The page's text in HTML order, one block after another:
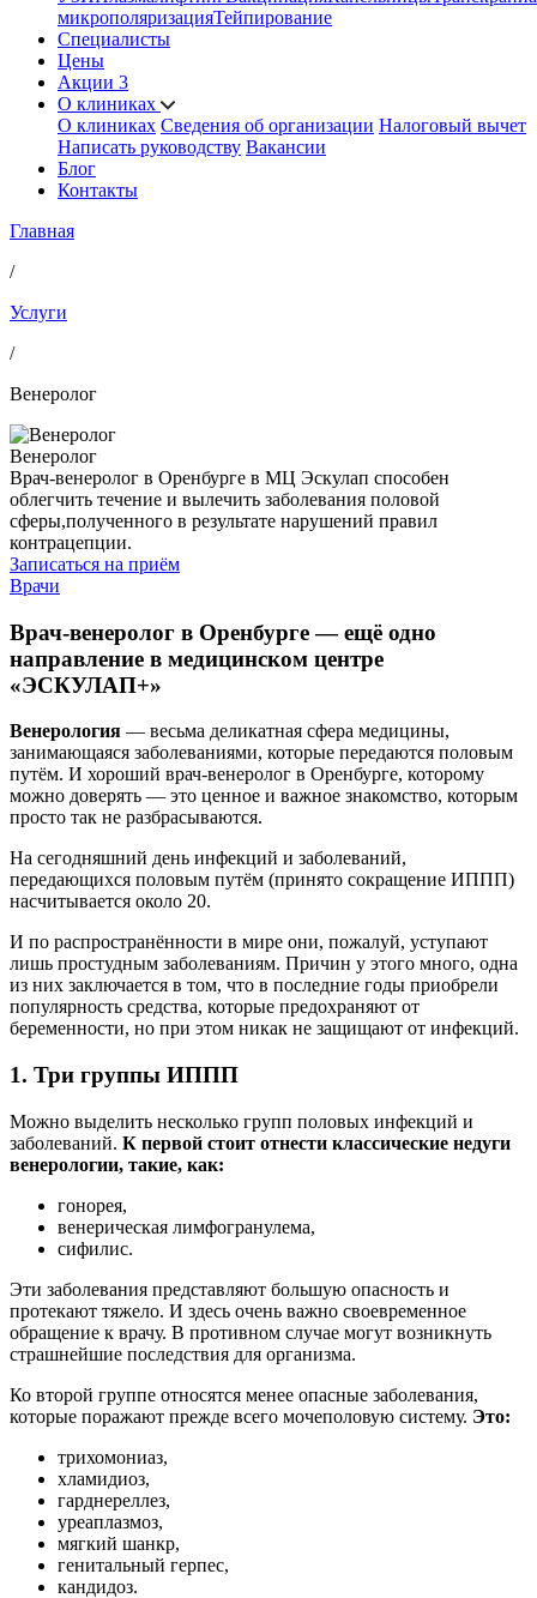
микрополяризацияТейпирование
Специалисты
Цены
Акции 3
О клиниках
О клиниках Сведения об организации Налоговый вычет
Написать руководству Вакансии
Блог
Контакты
Главная
/
Услуги
/
Венеролог
Венеролог
Врач-венеролог в Оренбурге в МЦ Эскулап способен
облегчить течение и вылечить заболевания половой
сферы,полученного в результате нарушений правил
контрацепции.
Записаться на приём
Врачи
Врач-венеролог в Оренбурге — ещё одно
направление в медицинском центре
«ЭСКУЛАП+»
Венерология — весьма деликатная сфера медицины,
занимающаяся заболеваниями, которые передаются половым
путём. И хороший врач-венеролог в Оренбурге, которому
можно доверять — это ценное и важное знакомство, которым
просто так не разбрасываются.
На сегодняшний день инфекций и заболеваний,
передающихся половым путём (принято сокращение ИППП)
насчитывается около 20.
И по распространённости в мире они, пожалуй, уступают
лишь простудным заболеваниям. Причин у этого много, одна
из них заключается в том, что в последние годы приобрели
популярность средства, которые предохраняют от
беременности, но при этом никак не защищают от инфекций.
1. Три группы ИППП
Можно выделить несколько групп половых инфекций и
заболеваний. К первой стоит отнести классические недуги
венерологии, такие, как:
гонорея,
венерическая лимфогранулема,
сифилис.
Эти заболевания представляют большую опасность и
протекают тяжело. И здесь очень важно своевременное
обращение к врачу. В противном случае могут возникнуть
страшнейшие последствия для организма.
Ко второй группе относятся менее опасные заболевания,
которые поражают прежде всего мочеполовую систему. Это:
трихомониаз,
хламидиоз,
гарднереллез,
уреаплазмоз,
мягкий шанкр,
генитальный герпес,
кандидоз.